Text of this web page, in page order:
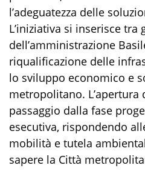
l’adeguatezza delle
L’iniziativa si inserisce
dell’amministrazione
riqualificazione delle
lo sviluppo economico e
metropolitano. L’apertura
passaggio dalla fase
esecutiva, rispondendo
mobilità e tutela
sapere la Città